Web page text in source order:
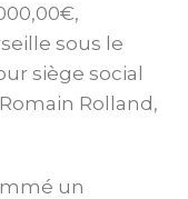
sous le
siège social
Rolland,
un